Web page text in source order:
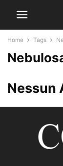
Home Tags
Nessun